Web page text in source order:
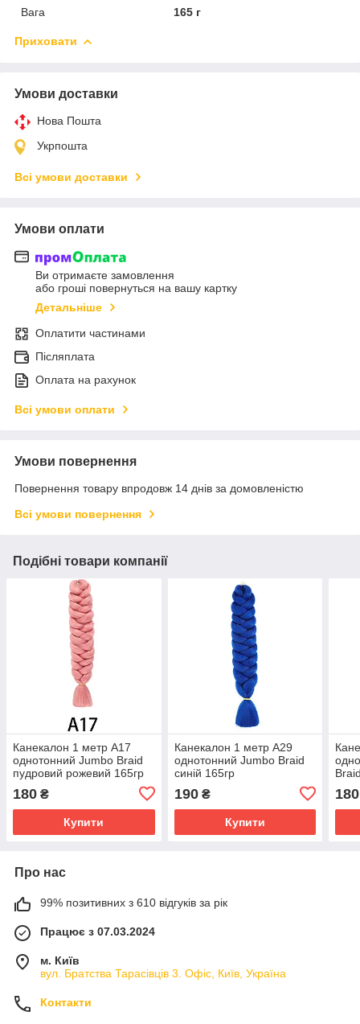
Вага
165 г
Приховати
Умови доставки
Нова Пошта
Укрпошта
Всі умови доставки
Умови оплати
Ви отримаєте замовлення
або гроші повернуться на вашу картку
Детальніше
Оплатити частинами
Післяплата
Оплата на рахунок
Всі умови оплати
Умови повернення
Повернення товару впродовж 14 днів за домовленістю
Всі умови повернення
Подібні товари компанії
Канекалон 1 метр А17
однотонний Jumbo Braid
пудровий рожевий 165гр
180 ₴
Купити
Канекалон 1 метр А29
однотонний Jumbo Braid
синій 165гр
190₴
Купити
180
Про нас
99% позитивних з 610 відгуків за рік
Працює з 07.03.2024
м. Київ
вул. Братства Тарасівців 3. Офіс, Київ, Україна
Контакти